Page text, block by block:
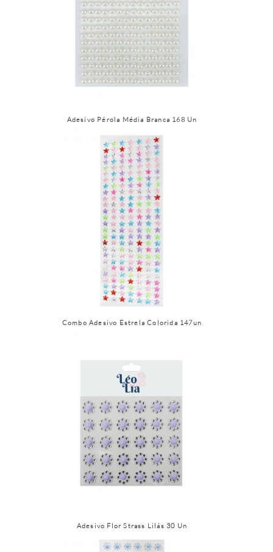
Adesivo Pérola Média Branca 168 Un
Combo Adesivo Estrela Colorida 147un
Adesivo Flor Strass Lilás 30 Un